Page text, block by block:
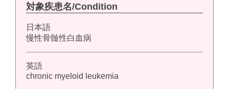
対象疾患名/Condition
日本語
慢性骨髄性白血病
英語
chronic myeloid leukemia